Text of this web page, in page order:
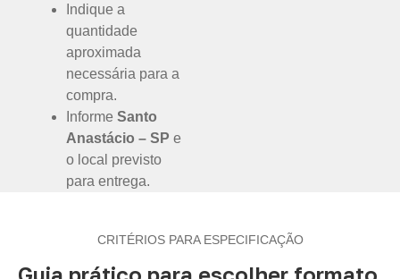
Indique a
quantidade
aproximada
necessária para a
compra.
Informe Santo
Anastácio – SP e
o local previsto
para entrega.
CRITÉRIOS PARA ESPECIFICAÇÃO